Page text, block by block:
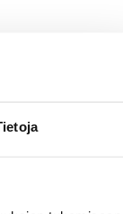
ajaton
valmistettu paita
säilyy koko päivän.